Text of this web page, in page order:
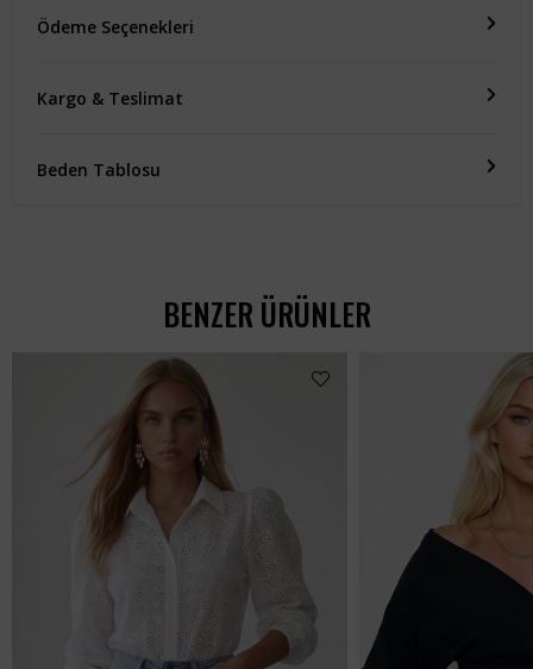
Ödeme Seçenekleri
Kargo & Teslimat
Beden Tablosu
BENZER ÜRÜNLER